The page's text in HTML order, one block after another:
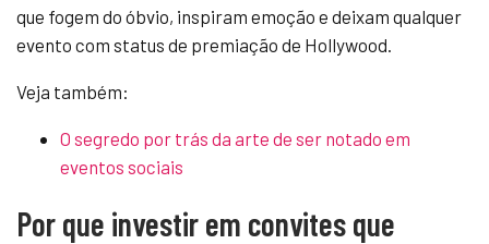
que fogem do óbvio, inspiram emoção e deixam qualquer
evento com status de premiação de Hollywood.
Veja também:
O segredo por trás da arte de ser notado em
eventos sociais
Por que investir em convites que